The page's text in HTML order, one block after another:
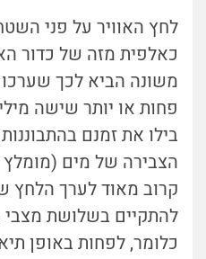
לחץ האוויר על פני
כאלפית מזה של כדור
משונה הביא לכך
פחות או יותר שישה
בילו את זמנם
הצבירה של מים
קרוב מאוד לערך הלחץ
להתקיים בשלושת מצבי
כלומר, לפחות באופן